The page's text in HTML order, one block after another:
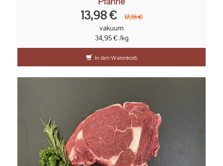
13,98 €
17,15 €
vakuum
34,95 € /kg
In den Warenkorb